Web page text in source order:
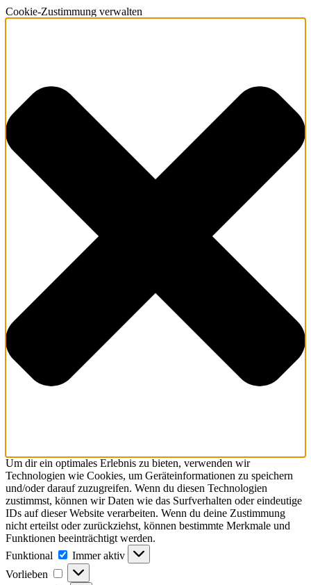
Cookie-Zustimmung verwalten
Um dir ein optimales Erlebnis zu bieten, verwenden wir
Technologien wie Cookies, um Geräteinformationen zu speichern
und/oder darauf zuzugreifen. Wenn du diesen Technologien
zustimmst, können wir Daten wie das Surfverhalten oder eindeutige
IDs auf dieser Website verarbeiten. Wenn du deine Zustimmung
nicht erteilst oder zurückziehst, können bestimmte Merkmale und
Funktionen beeinträchtigt werden.
Funktional
Immer aktiv
Vorlieben